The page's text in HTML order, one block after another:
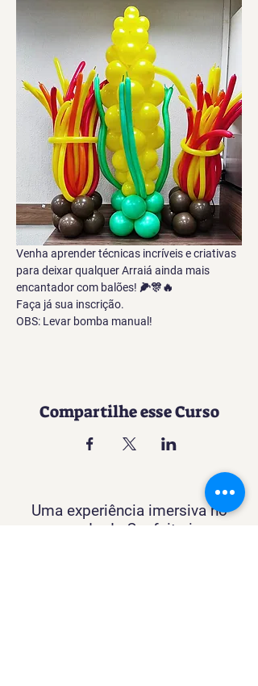
Venha aprender técnicas incríveis e criativas
para deixar qualquer Arraiá ainda mais
encantador com balões! 🌽🎊🔥
Faça já sua inscrição.
OBS: Levar bomba manual!
Compartilhe esse Curso
Uma experiência imersiva no
mundo da Confeitaria